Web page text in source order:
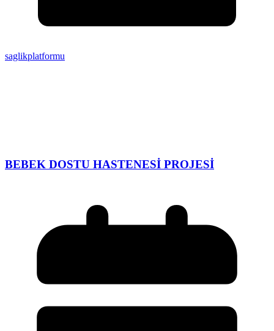
saglikplatformu
BEBEK DOSTU HASTENESİ PROJESİ